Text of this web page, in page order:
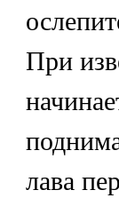
При
лава